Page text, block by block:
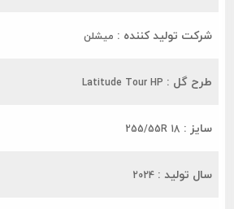
شرکت تولید کننده : میشلن
طرح گل : Latitude Tour HP
سایز : 255/55R 18
سال تولید : 2024